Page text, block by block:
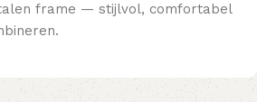
frame — stijlvol, comfortabel